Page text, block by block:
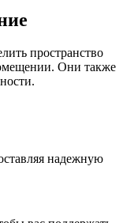
пространство
Они также
надежную